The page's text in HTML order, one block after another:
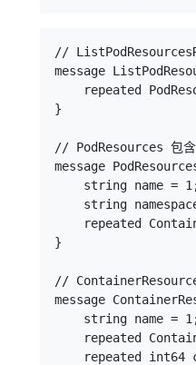
//
message
repeated
}
// PodResources 包含
message
string name =
string
repeated
}
//
message
string name =
repeated
repeated int64